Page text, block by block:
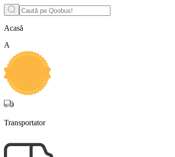
Acasă
A
Transportator